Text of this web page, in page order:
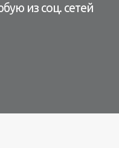
из соц. сетей